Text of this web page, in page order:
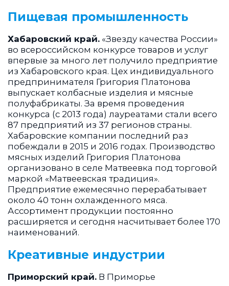
Пищевая промышленность
Хабаровский край. «Звезду качества России»
во всероссийском конкурсе товаров и услуг
впервые за много лет получило предприятие
из Хабаровского края. Цех индивидуального
предпринимателя Григория Платонова
выпускает колбасные изделия и мясные
полуфабрикаты. За время проведения
конкурса (с 2013 года) лауреатами стали всего
87 предприятий из 37 регионов страны.
Хабаровские компании последний раз
побеждали в 2015 и 2016 годах. Производство
мясных изделий Григория Платонова
организовано в селе Матвеевка под торговой
маркой «Матвеевская традиция».
Предприятие ежемесячно перерабатывает
около 40 тонн охлажденного мяса.
Ассортимент продукции постоянно
расширяется и сегодня насчитывает более 170
наименований.
Креативные индустрии
Приморский край. В Приморье